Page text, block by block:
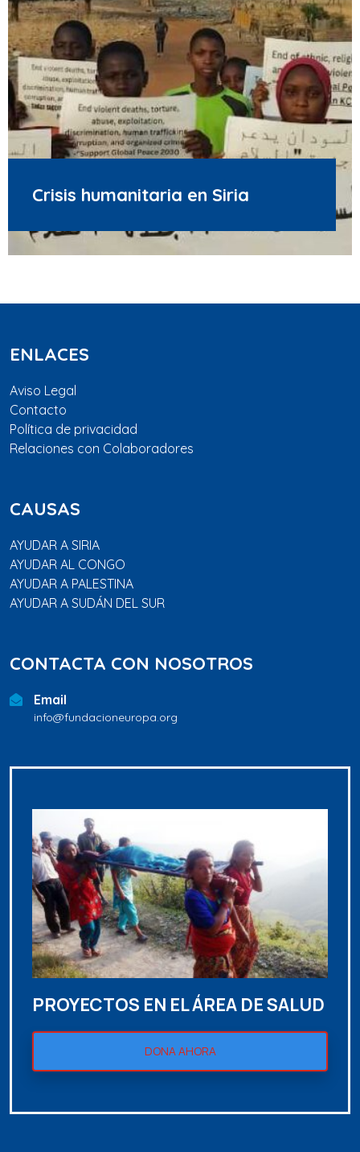
Crisis humanitaria en Siria
ENLACES
Aviso Legal
Contacto
Política de privacidad
Relaciones con Colaboradores
CAUSAS
AYUDAR A SIRIA
AYUDAR AL CONGO
AYUDAR A PALESTINA
AYUDAR A SUDÁN DEL SUR
CONTACTA CON NOSOTROS
Email
info@fundacioneuropa.org
PROYECTOS EN EL ÁREA DE SALUD
DONA AHORA